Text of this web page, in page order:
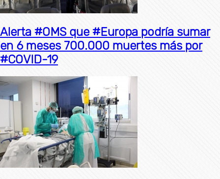
Alerta #OMS que #Europa podría sumar
en 6 meses 700.000 muertes más por
#COVID-19